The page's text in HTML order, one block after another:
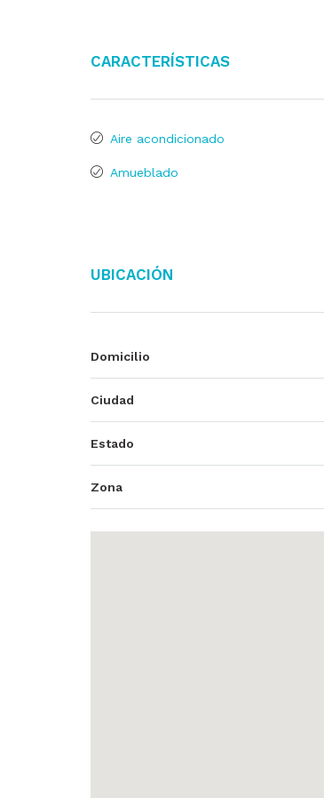
Características
Aire acondicionado
Amueblado
Ubicación
Domicilio
Ciudad
Estado
Zona